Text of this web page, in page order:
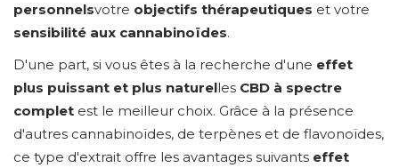
personnelsvotre objectifs thérapeutiques et votre
sensibilité aux cannabinoïdes.
D'une part, si vous êtes à la recherche d'une effet
plus puissant et plus naturelles CBD à spectre
complet est le meilleur choix. Grâce à la présence
d'autres cannabinoïdes, de terpènes et de flavonoïdes,
ce type d'extrait offre les avantages suivants effet